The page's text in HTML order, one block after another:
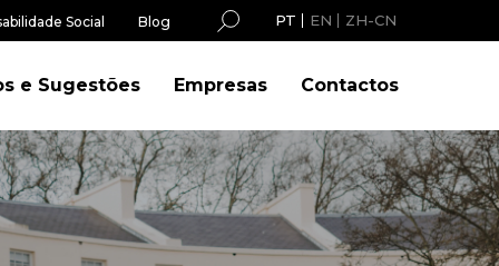
Social Blog PT EN ZH-CN
e Sugestões Empresas Contactos